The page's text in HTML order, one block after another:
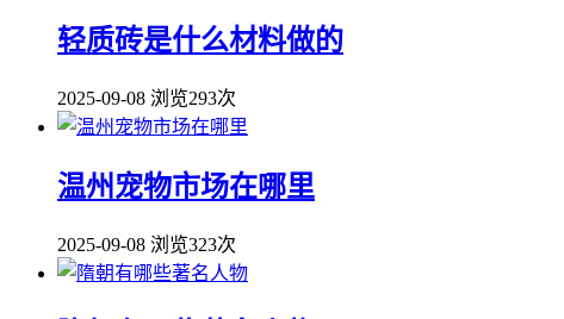
轻质砖是什么材料做的
2025-09-08 浏览293次
温州宠物市场在哪里
2025-09-08 浏览323次